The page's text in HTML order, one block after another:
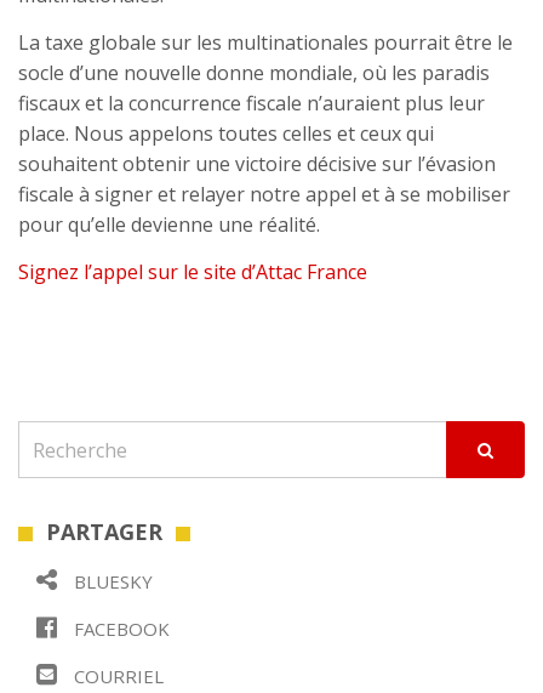
La taxe globale sur les multinationales pourrait être le
socle d’une nouvelle donne mondiale, où les paradis
fiscaux et la concurrence fiscale n’auraient plus leur
place. Nous appelons toutes celles et ceux qui
souhaitent obtenir une victoire décisive sur l’évasion
fiscale à signer et relayer notre appel et à se mobiliser
pour qu’elle devienne une réalité.
Signez l’appel sur le site d’Attac France
PARTAGER
BLUESKY
FACEBOOK
COURRIEL